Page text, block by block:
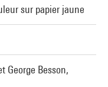
sur papier jaune
George Besson,